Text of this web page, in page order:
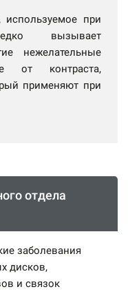
используемое при
вызывает
нежелательные
от контраста,
применяют при
отдела
заболевания
дисков,
и связок